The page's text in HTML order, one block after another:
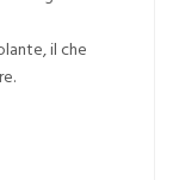
il che